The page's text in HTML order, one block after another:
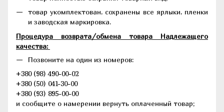
товар укомплектован, сохранены все ярлыки, пленки
и заводская маркировка.
Процедура возврата/обмена товара Надлежащего
качества:
Позвоните на один из номеров:
+380 (98) 490-00-02
+380 (50) 041-30-00
+380 (93) 895-00-00
и сообщите о намерении вернуть оплаченный товар;